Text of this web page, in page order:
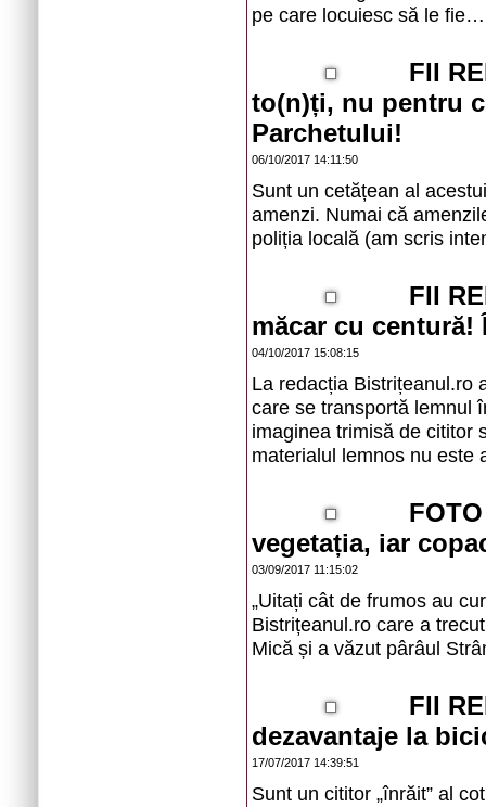
pe care locuiesc să le fie…
FII
to(n)ți, nu pentru
Parchetului!
06/10/2017 14:11:50
Sunt un cetățean al
amenzi. Numai că
poliția locală (am scris
FII
măcar cu
04/10/2017 15:08:15
La redacția Bistrițeanul.ro
care se transportă lemnul
imaginea trimisă de cititor
materialul lemnos nu este
vegetația, iar
03/09/2017 11:15:02
„Uitați cât de frumos au
Bistrițeanul.ro care a
Mică și a văzut pârâul
FII
dezavantaje la
17/07/2017 14:39:51
Sunt un cititor „înrăit” al